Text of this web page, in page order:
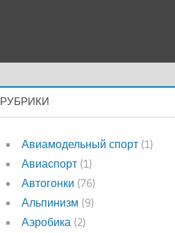
РУБРИКИ
Авиамодельный спорт (1)
Авиаспорт (1)
Автогонки (76)
Альпинизм (9)
Аэробика (2)